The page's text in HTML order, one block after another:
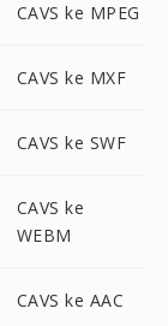
CAVS ke MPEG
CAVS ke MXF
CAVS ke SWF
CAVS ke
WEBM
CAVS ke AAC